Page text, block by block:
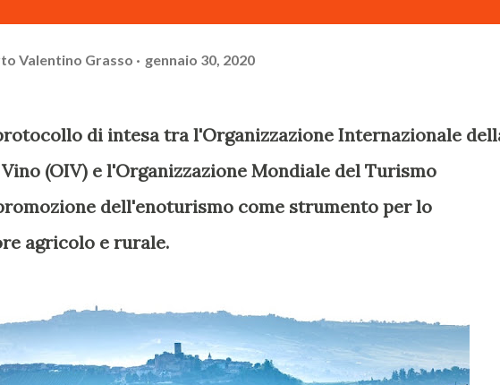
Valentino Grasso gennaio 30, 2020
di intesa tra l'Organizzazione Internazionale
(OIV) e l'Organizzazione Mondiale del Turismo
dell'enoturismo come strumento per lo
agricolo e rurale.